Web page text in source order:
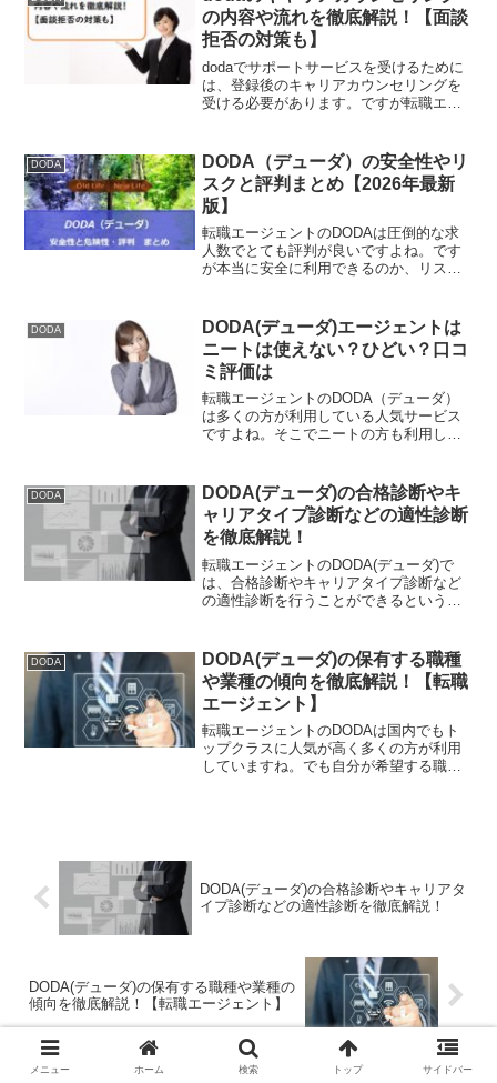
と基本的な使い方の流れについて詳しく
解説していきます。これから転職活動を
始めようという方もぜひお役立てくださ
い。
の内容や流れを徹底解説！【面談
拒否の対策も】
dodaでサポートサービスを受けるために
は、登録後のキャリアカウンセリングを
受ける必要があります。ですが転職エー
よね。そこで今回は、dodaのキャリアカ
ウンセリングの内容や流れについて徹底
解説していきます。これからdodaに登録
しようか迷ってる人もぜひご覧くださ
い。
DODA
DODA（デューダ）の安全性やリ
スクと評判まとめ【2026年最新
版】
転職エージェントのDODAは圧倒的な求
人数でとても評判が良いですよね。です
が本当に安全に利用できるのか、リスク
DODAの安全性と、使ってみた口コミ評
判についてまとめてみました。転職活動
中の方も、これから転職を考えていると
いう方も、ぜひお役立てください。
DODA
DODA(デューダ)エージェントは
ニートは使えない？ひどい？口コ
ミ評価は
転職エージェントのDODA（デューダ）
は多くの方が利用している人気サービス
ですよね。そこでニートの方も利用して
ニートには使いずらいのか、それとも使
えないのかを口コミ評判から分かった真
実について詳しく解説していきます。登
録しようか迷ってる方もぜひご覧くださ
い。
DODA
DODA(デューダ)の合格診断やキ
ャリアタイプ診断などの適性診断
を徹底解説！
転職エージェントのDODA(デューダ)で
は、合格診断やキャリアタイプ診断など
の適性診断を行うことができるというの
意味も感じられませんよね。そこで今回
は、DODAの適性診断ツールについて徹
底解説していきます。賢く使いこなして
転職活動に活かしていきましょう。
DODA
DODA(デューダ)の保有する職種
や業種の傾向を徹底解説！【転職
エージェント】
転職エージェントのDODAは国内でもト
ップクラスに人気が高く多くの方が利用
していますね。でも自分が希望する職種
DODA(デューダ)の合格診断やキャリアタ
イプ診断などの適性診断を徹底解説！
DODA(デューダ)の保有する職種や業種の
傾向を徹底解説！【転職エージェント】
メニュー ホーム 検索 トップ サイドバー